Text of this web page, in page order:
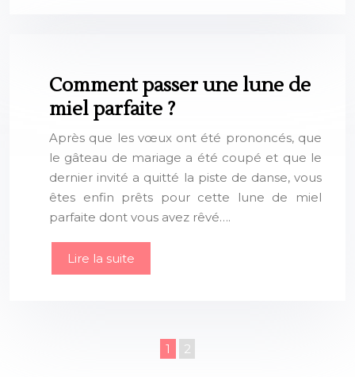
Comment passer une lune de
miel parfaite ?
Après que les vœux ont été prononcés, que
le gâteau de mariage a été coupé et que le
dernier invité a quitté la piste de danse, vous
êtes enfin prêts pour cette lune de miel
parfaite dont vous avez rêvé….
Lire la suite
1 2